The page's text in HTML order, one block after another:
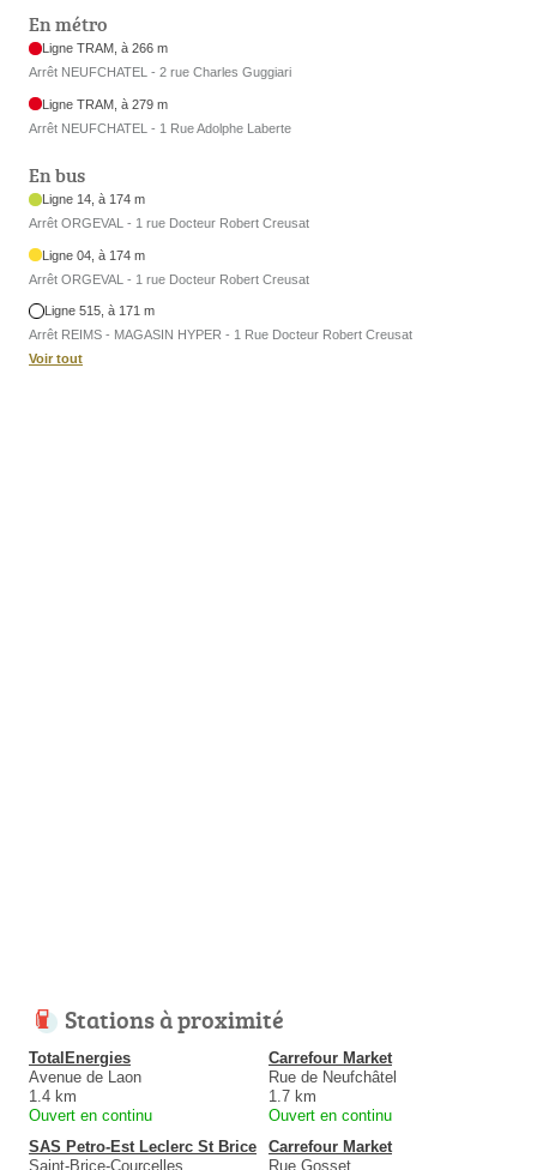
En métro
Ligne TRAM, à 266 m
Arrêt NEUFCHATEL - 2 rue Charles Guggiari
Ligne TRAM, à 279 m
Arrêt NEUFCHATEL - 1 Rue Adolphe Laberte
En bus
Ligne 14, à 174 m
Arrêt ORGEVAL - 1 rue Docteur Robert Creusat
Ligne 04, à 174 m
Arrêt ORGEVAL - 1 rue Docteur Robert Creusat
Ligne 515, à 171 m
Arrêt REIMS - MAGASIN HYPER - 1 Rue Docteur Robert Creusat
Voir tout
Stations à proximité
TotalEnergies
Avenue de Laon
1.4 km
Ouvert en continu
Carrefour Market
Rue de Neufchâtel
1.7 km
Ouvert en continu
SAS Petro-Est Leclerc St Brice
Saint-Brice-Courcelles
Carrefour Market
Rue Gosset